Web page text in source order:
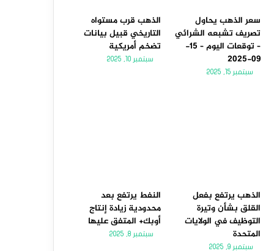
سعر الذهب يحاول
تصريف تشبعه الشرائي
– توقعات اليوم – 15-
09-2025
سبتمبر 15, 2025
الذهب قرب مستواه
التاريخي قبيل بيانات
تضخم أمريكية
سبتمبر 10, 2025
الذهب يرتفع بفعل
القلق بشأن وتيرة
التوظيف في الولايات
المتحدة
سبتمبر 9, 2025
النفط يرتفع بعد
محدودية زيادة إنتاج
أوبك+ المتفق عليها
سبتمبر 8, 2025